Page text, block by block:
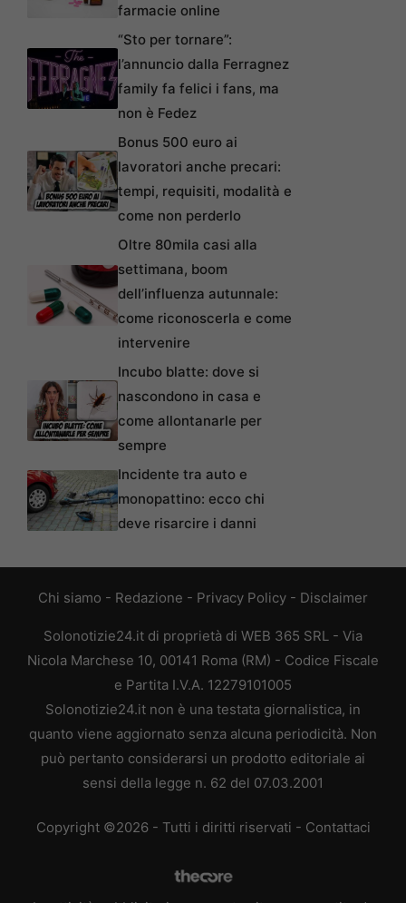
farmacie online
“Sto per tornare”:
l’annuncio dalla Ferragnez
family fa felici i fans, ma
non è Fedez
Bonus 500 euro ai
lavoratori anche precari:
tempi, requisiti, modalità e
come non perderlo
Oltre 80mila casi alla
settimana, boom
dell’influenza autunnale:
come riconoscerla e come
intervenire
Incubo blatte: dove si
nascondono in casa e
come allontanarle per
sempre
Incidente tra auto e
monopattino: ecco chi
deve risarcire i danni
Chi siamo - Redazione - Privacy Policy - Disclaimer
Solonotizie24.it di proprietà di WEB 365 SRL - Via
Nicola Marchese 10, 00141 Roma (RM) - Codice Fiscale
e Partita I.V.A. 12279101005
Solonotizie24.it non è una testata giornalistica, in
quanto viene aggiornato senza alcuna periodicità. Non
può pertanto considerarsi un prodotto editoriale ai
sensi della legge n. 62 del 07.03.2001
Copyright ©2026 - Tutti i diritti riservati - Contattaci